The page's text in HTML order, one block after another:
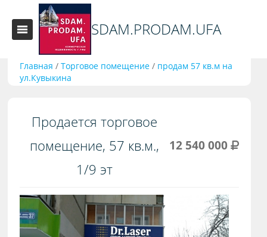
SDAM.PRODAM.UFA
Главная /Торговое помещение / продам 57 кв.м на
ул.Кувыкина
Продается торговое
помещение, 57 кв.м.,
1/9 эт
12 540 000